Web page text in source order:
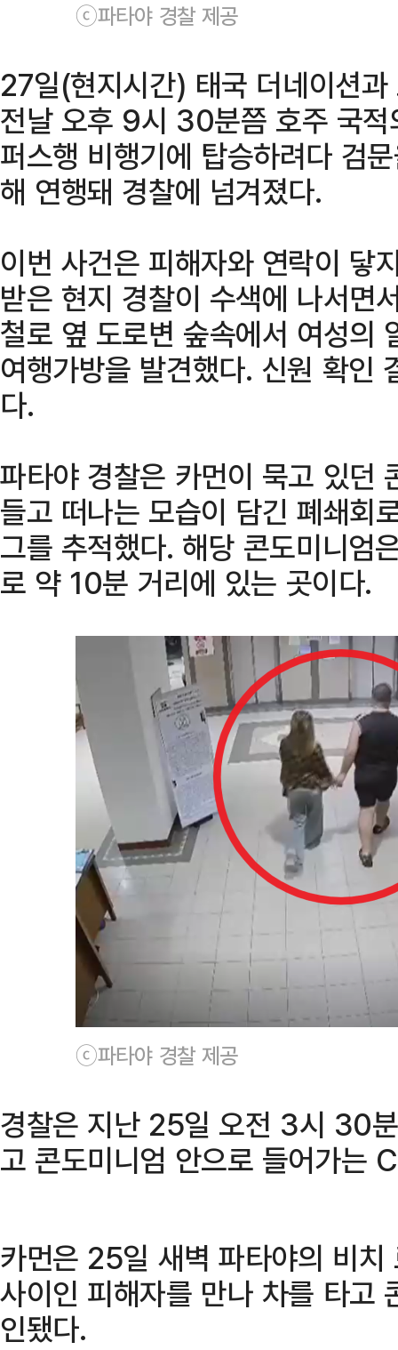
ⓒ파타야 경찰 제공
27일(현지시간) 태국 더네이션
전날 오후 9시 30분쯤 호주 국
퍼스행 비행기에 탑승하려다 검
해 연행돼 경찰에 넘겨졌다.
이번 사건은 피해자와 연락이 닿
받은 현지 경찰이 수색에 나서면
철로 옆 도로변 숲속에서 여성의
여행가방을 발견했다. 신원 확인
다.
파타야 경찰은 카먼이 묵고 있던
들고 떠나는 모습이 담긴 폐쇄
그를 추적했다. 해당 콘도미니엄
로 약 10분 거리에 있는 곳이다.
ⓒ파타야 경찰 제공
경찰은 지난 25일 오전 3시 30
고 콘도미니엄 안으로 들어가는
카먼은 25일 새벽 파타야의 비
사이인 피해자를 만나 차를 타고
인됐다.